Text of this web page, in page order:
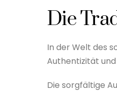
Die
In der Welt des
Authentizität
Die sorgfältige